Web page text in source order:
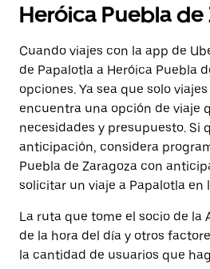
Heróica Puebla de
Cuando viajes con la app de
de Papalotla a Heróica Puebla
opciones. Ya sea que solo
encuentra una opción de viaje
necesidades y presupuesto. Si
anticipación, considera
Puebla de Zaragoza con
solicitar un viaje a Papalotla en
La ruta que tome el socio de la
de la hora del día y otros
la cantidad de usuarios que